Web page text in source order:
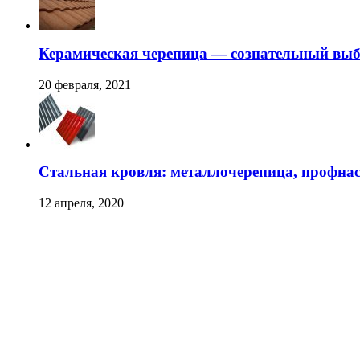
Керамическая черепица — сознательный
20 февраля, 2021
Стальная кровля: металлочерепица,
12 апреля, 2020